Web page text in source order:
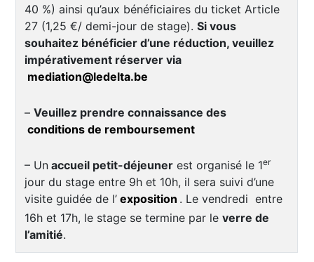
40 %) ainsi qu’aux bénéficiaires du ticket Article
27 (1,25 €/ demi-jour de stage).Si vous
souhaitez bénéficier d’une réduction, veuillez
impérativement réserver via
mediation@ledelta.be
–Veuillez prendre connaissance des
conditions de remboursement
– Un accueil petit-déjeuner est organisé le 1er
jour du stage entre 9h et 10h, il sera suivi d’une
visite guidée de l’ exposition . Le vendredi entre
16h et 17h, le stage se termine par leverre de
l’amitié.